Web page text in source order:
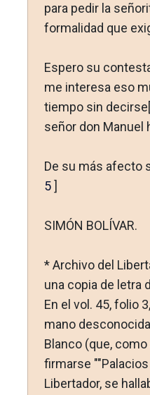
para pedir la
formalidad que
Espero su
me interesa eso
tiempo sin decirse[
señor don Manuel
De su más afecto
5]
SIMÓN BOLÍVAR.
* Archivo del
una copia de letra
En el vol. 45, folio
mano
Blanco (que,
firmarse
Libertador, se